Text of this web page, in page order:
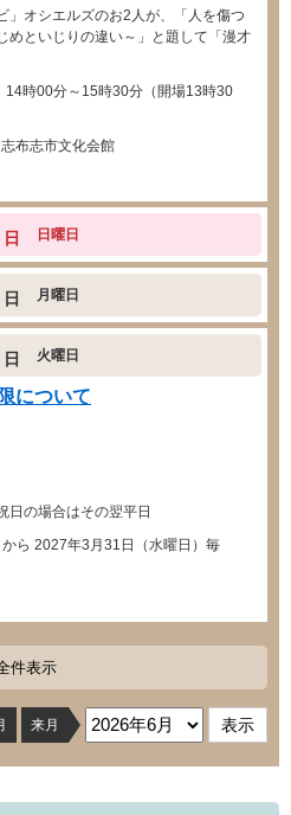
」オシエルズのお2人が、「人を傷つ
めといじりの違い～」と題して「漫才
14時00分～15時30分（開場13時30
布志市文化会館
日 日曜日
日 月曜日
日 火曜日
について
の場合はその翌平日
ら 2027年3月31日（水曜日）毎
件表示
来月